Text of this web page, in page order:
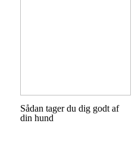
Sådan tager du dig godt af
din hund